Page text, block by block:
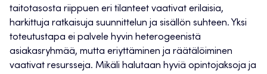
taitotasosta riippuen eri tilanteet vaativat erilaisia,
harkittuja ratkaisuja suunnittelun ja sisällön suhteen. Yksi
toteutustapa ei palvele hyvin heterogeenistä
asiakasryhmää, mutta eriyttäminen ja räätälöiminen
vaativat resursseja. Mikäli halutaan hyviä opintojaksoja ja